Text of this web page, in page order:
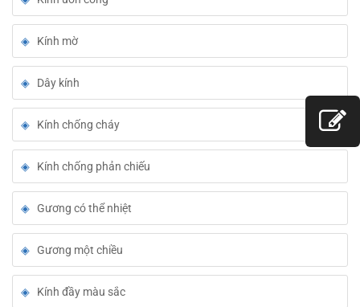
Kính mờ
Dây kính
Kính chống cháy
Kính chống phản chiếu
Gương có thể nhiệt
Gương một chiều
Kính đầy màu sắc